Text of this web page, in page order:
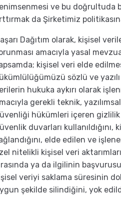
ve bu doğrultuda
da Şirketimiz
Dağıtım olarak, kişisel
amacıyla yasal
kişisel veri elde
sözlü ve
hukuka aykırı olarak
gerekli teknik,
hükümleri içeren
duvarları
elde edilen ve
nitelikli kişisel veri
ya da ilgilinin
veriyi saklama süresinin
şekilde silindiğini, yok